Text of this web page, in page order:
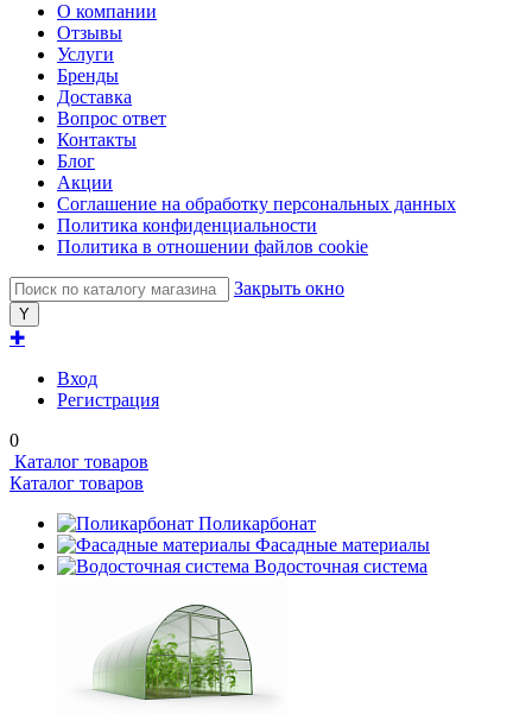
О компании
Отзывы
Услуги
Бренды
Доставка
Вопрос ответ
Контакты
Блог
Акции
Соглашение на обработку персональных данных
Политика конфиденциальности
Политика в отношении файлов cookie
Закрыть окно
✚
Вход
Регистрация
0
Каталог товаров
Каталог товаров
Поликарбонат
Фасадные материалы
Водосточная система